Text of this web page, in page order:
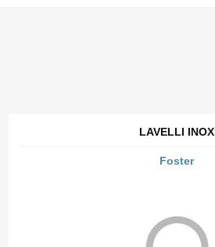
LAVELLI INOX
Foster